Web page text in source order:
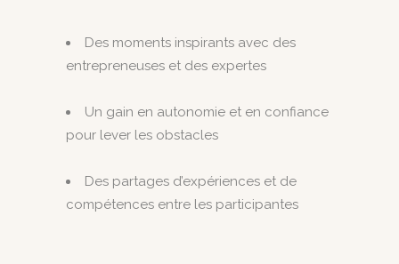
Des moments inspirants avec des
entrepreneuses et des expertes
Un gain en autonomie et en confiance
pour lever les obstacles
Des partages d’expériences et de
compétences entre les participantes